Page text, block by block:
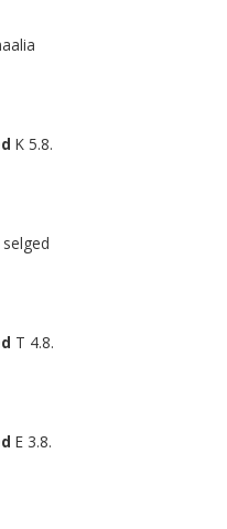
K 5.8.
T 4.8.
E 3.8.